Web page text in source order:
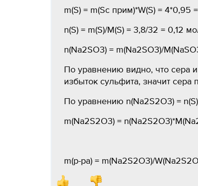
m(S) = m(Sс прим)*W(S) = 4*0,95
n(S) = m(S)/M(S) = 3,8/32 = 0,12
n(Na2SO3) = m(Na2SO3)/
По уравнению видно, что сера
избыток сульфита, значит сера
По уравнению n(Na2S2O3) =
m(Na2S2O3) =
m(p-pa) = m(Na2S2O3)/